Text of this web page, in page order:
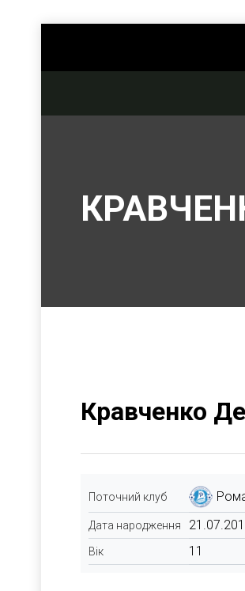
Кравченко
Поточний клуб
Дата народження
Вік 11